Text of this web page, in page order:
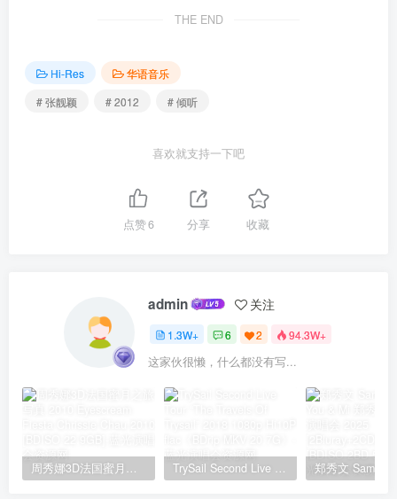
THE END
Hi-Res
华语音乐
# 张靓颖
# 2012 # 倾听
喜欢就支持一下吧
点赞6 分享 收藏
admin 关注
1.3W+ 6 2 94.3W+
这家伙很懒，什么都没有写...
周秀娜3D法国蜜月之旅写真 2010 Eyescream Fiesta Chrissie Chau 2010 [BDISO 22.9GB] TrySail Second Live Tour “The Travels Of Trysail” 2018 1080p Hi10P flac《BDrip MKV 20.7G》